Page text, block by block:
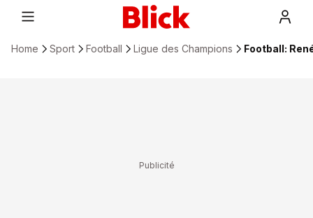
Home Sport Football Ligue des Champions Football: